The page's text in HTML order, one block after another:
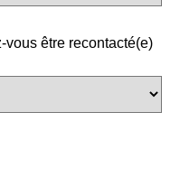
être recontacté(e)